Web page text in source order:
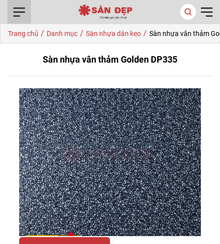
Trang chủ / Danh mục / Sàn nhựa dán keo / Sàn nhựa vân thảm
Sàn nhựa vân thảm Golden DP335